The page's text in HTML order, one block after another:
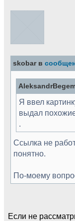
skobar в
Я ввел
выдал
.
Ссылка не
понятно.
По-моему
Если не